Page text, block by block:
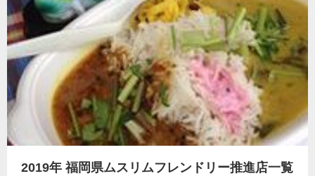
2019年 福岡県ムスリムフレンドリー推進店一覧